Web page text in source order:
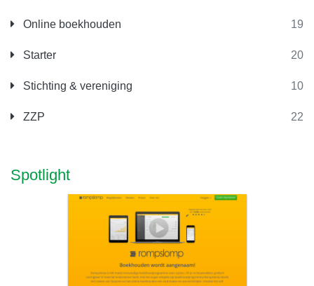
Online boekhouden 19
Starter 20
Stichting & vereniging 10
ZZP 22
Spotlight